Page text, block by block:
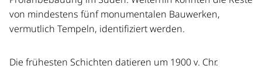
von mindestens fünf monumentalen Bauwerken,
vermutlich Tempeln, identifiziert werden.
Die frühesten Schichten datieren um 1900 v. Chr.